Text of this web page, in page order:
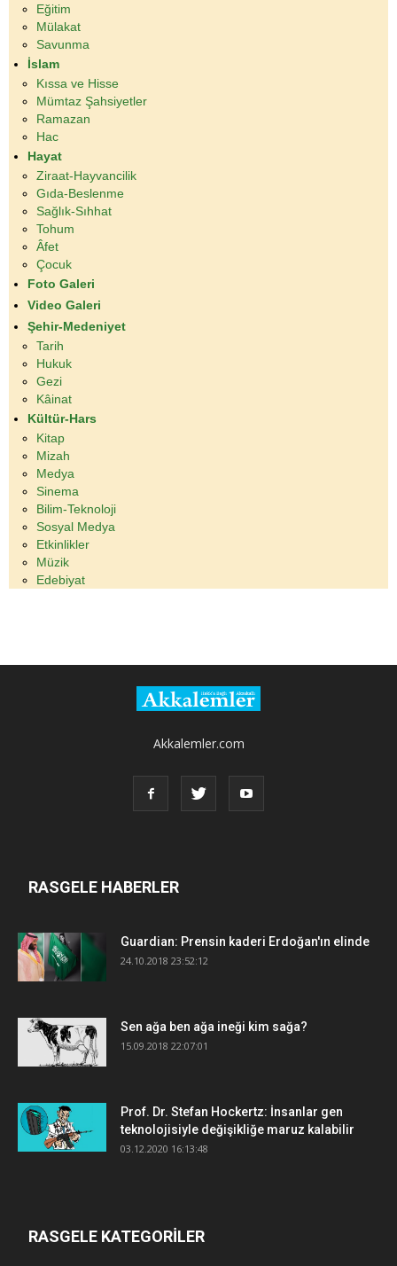
Eğitim
Mülakat
Savunma
İslam
Kıssa ve Hisse
Mümtaz Şahsiyetler
Ramazan
Hac
Hayat
Ziraat-Hayvancilik
Gıda-Beslenme
Sağlık-Sıhhat
Tohum
Âfet
Çocuk
Foto Galeri
Video Galeri
Şehir-Medeniyet
Tarih
Hukuk
Gezi
Kâinat
Kültür-Hars
Kitap
Mizah
Medya
Sinema
Bilim-Teknoloji
Sosyal Medya
Etkinlikler
Müzik
Edebiyat
Akkalemler.com
RASGELE HABERLER
Guardian: Prensin kaderi Erdoğan'ın elinde
24.10.2018 23:52:12
Sen ağa ben ağa ineği kim sağa?
15.09.2018 22:07:01
Prof. Dr. Stefan Hockertz: İnsanlar gen
teknolojisiyle değişikliğe maruz kalabilir
03.12.2020 16:13:48
RASGELE KATEGORİLER